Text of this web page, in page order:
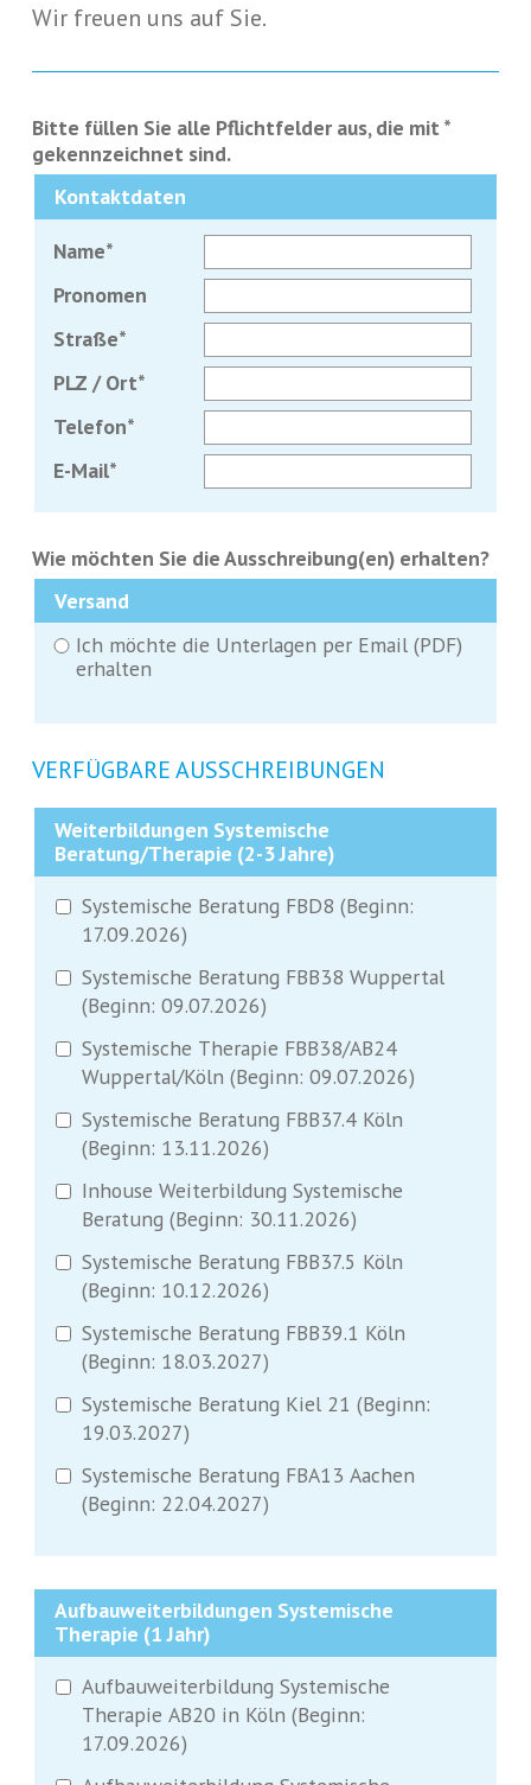
Wir freuen uns auf Sie.
Bitte füllen Sie alle Pflichtfelder aus, die mit *
gekennzeichnet sind.
Kontaktdaten
Pflichtfeld
Name*
Pronomen
Pflichtfeld
Straße*
Pflichtfeld
PLZ / Ort*
Pflichtfeld
Telefon*
Pflichtfeld
E-Mail*
Wie möchten Sie die Ausschreibung(en) erhalten?
Versand
Ich möchte die Unterlagen per Email (PDF)
erhalten
VERFÜGBARE AUSSCHREIBUNGEN
Weiterbildungen Systemische
Beratung/Therapie (2-3 Jahre)
Systemische Beratung FBD8 (Beginn:
17.09.2026)
Systemische Beratung FBB38 Wuppertal
(Beginn: 09.07.2026)
Systemische Therapie FBB38/AB24
Wuppertal/Köln (Beginn: 09.07.2026)
Systemische Beratung FBB37.4 Köln
(Beginn: 13.11.2026)
Inhouse Weiterbildung Systemische
Beratung (Beginn: 30.11.2026)
Systemische Beratung FBB37.5 Köln
(Beginn: 10.12.2026)
Systemische Beratung FBB39.1 Köln
(Beginn: 18.03.2027)
Systemische Beratung Kiel 21 (Beginn:
19.03.2027)
Systemische Beratung FBA13 Aachen
(Beginn: 22.04.2027)
Aufbauweiterbildungen Systemische
Therapie (1 Jahr)
Aufbauweiterbildung Systemische
Therapie AB20 in Köln (Beginn:
17.09.2026)